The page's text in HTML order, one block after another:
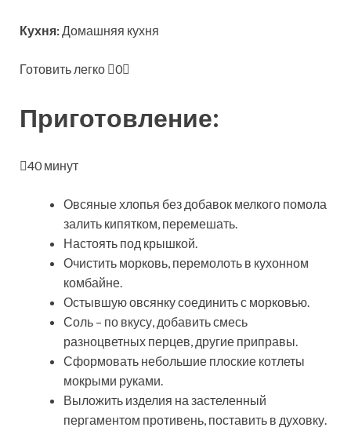
Кухня: Домашняя кухня
Готовить легко 0
Приготовление:
40 минут
Овсяные хлопья без добавок мелкого помола
залить кипятком, перемешать.
Настоять под крышкой.
Очистить морковь, перемолоть в кухонном
комбайне.
Остывшую овсянку соединить с морковью.
Соль – по вкусу, добавить смесь
разноцветных перцев, другие приправы.
Сформовать небольшие плоские котлеты
мокрыми руками.
Выложить изделия на застеленный
пергаментом противень, поставить в духовку.